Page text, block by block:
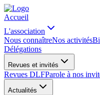
Accueil
L'association
Nous connaîtreNos activités
Délégations
Revues et invités
Revues DLFParole à nos
Actualités